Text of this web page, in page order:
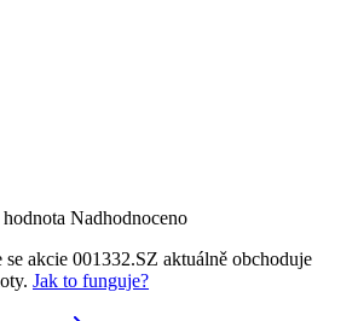
Nadhodnoceno
akcie 001332.SZ aktuálně obchoduje
Jak to funguje?